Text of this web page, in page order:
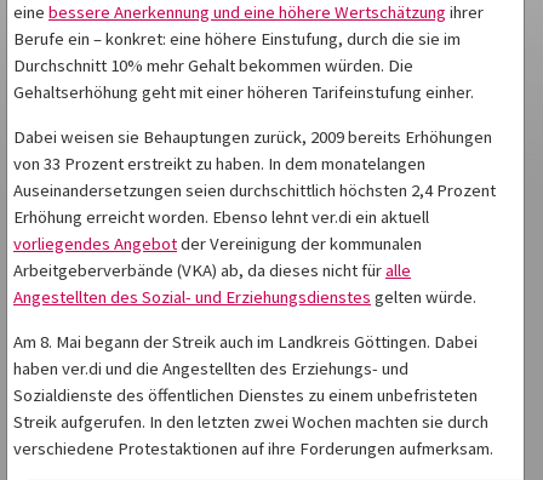
eine bessere Anerkennung und eine höhere Wertschätzung ihrer
Berufe ein – konkret: eine höhere Einstufung, durch die sie im
Durchschnitt 10% mehr Gehalt bekommen würden. Die
Gehaltserhöhung geht mit einer höheren Tarifeinstufung einher.
Dabei weisen sie Behauptungen zurück, 2009 bereits Erhöhungen
von 33 Prozent erstreikt zu haben. In dem monatelangen
Auseinandersetzungen seien durchschittlich höchsten 2,4 Prozent
Erhöhung erreicht worden. Ebenso lehnt ver.di ein aktuell
vorliegendes Angebotder Vereinigung der kommunalen
Arbeitgeberverbände (VKA) ab, da dieses nicht füralle
Angestellten des Sozial- und Erziehungsdienstes gelten würde.
Am 8. Mai begann der Streik auch im Landkreis Göttingen. Dabei
haben ver.di und die Angestellten des Erziehungs- und
Sozialdienste des öffentlichen Dienstes zu einem unbefristeten
Streik aufgerufen. In den letzten zwei Wochen machten sie durch
verschiedene Protestaktionen auf ihre Forderungen aufmerksam.